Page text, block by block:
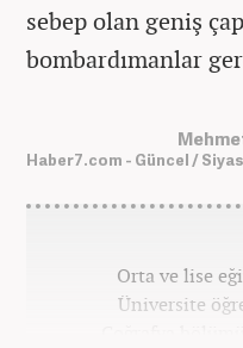
sebep olan geniş
bombardımanlar
Haber7.com - Güncel /
Orta ve lise
Üniversite
Coğrafya